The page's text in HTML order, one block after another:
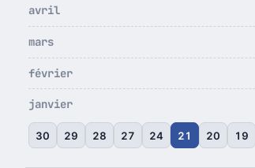
avril
mars
février
janvier
30 29 28 27 24 21 20 19